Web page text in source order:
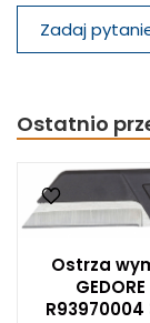
Zadaj
Ostatnio
Ostrza
GEDORE
R93970004